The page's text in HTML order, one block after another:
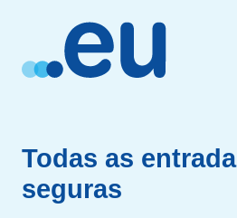
Todas as
seguras